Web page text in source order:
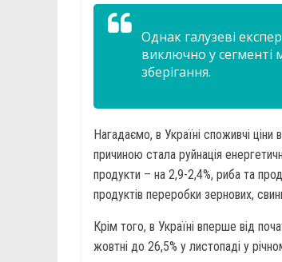
Однак галузеві
виключно у сегменті
зберігання.
Нагадаємо, в Україні споживчі
причиною стала руйнація
продукти – на 2,9-2,4%, риба та
продуктів переробки зернових,
Крім того, в Україні вперше від
жовтні до 26,5% у листопаді у